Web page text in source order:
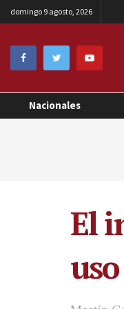
domingo 9 agosto, 2026
Nacionales
El